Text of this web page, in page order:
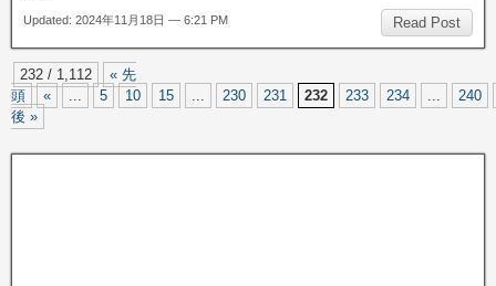
Read Post
Updated: 2024年11月18日 — 6:21 PM
232 / 1,112
« 先
頭
« ... 5 10 15 ... 230 231 232 233 234 ...
240
後 »